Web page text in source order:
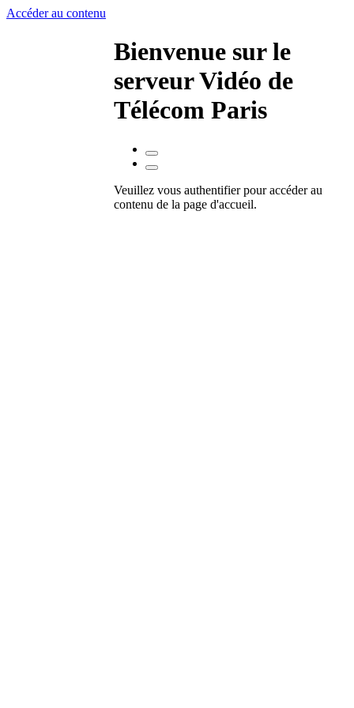
Accéder au contenu
Bienvenue sur le
serveur Vidéo de
Télécom Paris
Veuillez vous authentifier pour accéder au
contenu de la page d'accueil.